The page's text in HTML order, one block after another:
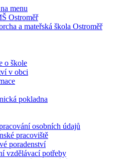
menu
a mateřská škola Ostroměř
o škole
v obci
pokladna
osobních údajů
pracoviště
poradenství
vzdělávací potřeby